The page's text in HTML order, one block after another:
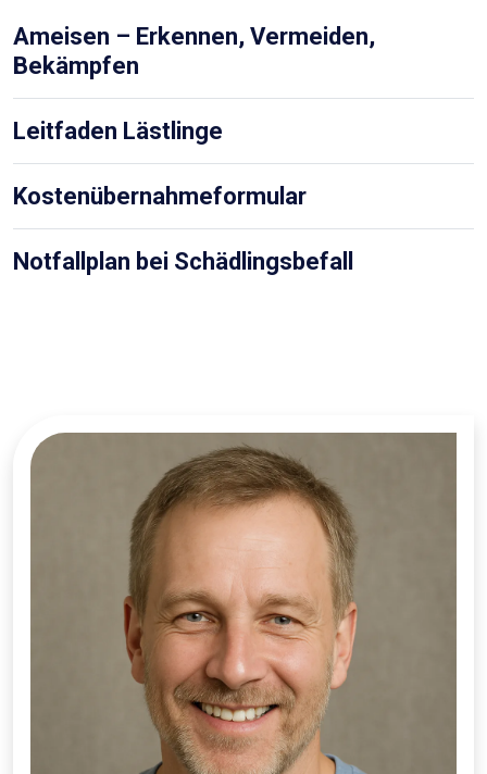
Ameisen – Erkennen, Vermeiden,
Bekämpfen
Leitfaden Lästlinge
Kostenübernahmeformular
Notfallplan bei Schädlingsbefall